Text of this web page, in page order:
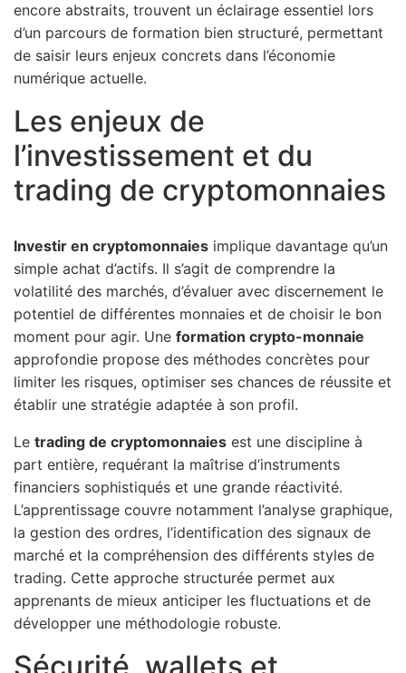
encore abstraits, trouvent un éclairage essentiel lors
d’un parcours de formation bien structuré, permettant
de saisir leurs enjeux concrets dans l’économie
numérique actuelle.
Les enjeux de
l’investissement et du
trading de cryptomonnaies
Investir en cryptomonnaies implique davantage qu’un
simple achat d’actifs. Il s’agit de comprendre la
volatilité des marchés, d’évaluer avec discernement le
potentiel de différentes monnaies et de choisir le bon
moment pour agir. Une formation crypto-monnaie
approfondie propose des méthodes concrètes pour
limiter les risques, optimiser ses chances de réussite et
établir une stratégie adaptée à son profil.
Le trading de cryptomonnaies est une discipline à
part entière, requérant la maîtrise d’instruments
financiers sophistiqués et une grande réactivité.
L’apprentissage couvre notamment l’analyse graphique,
la gestion des ordres, l’identification des signaux de
marché et la compréhension des différents styles de
trading. Cette approche structurée permet aux
apprenants de mieux anticiper les fluctuations et de
développer une méthodologie robuste.